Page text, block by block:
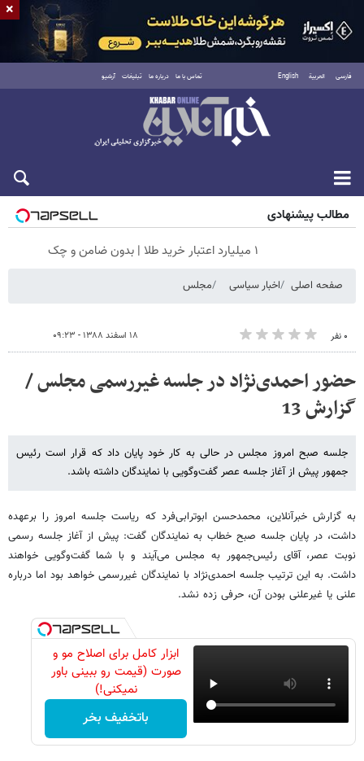
فارسی العربية English تماس با ما درباره ما تبلیغات آرشیو
جمعه ۱۶ مرداد ۱۴۰۵
مطالب پیشنهادی
۱ میلیارد اعتبار خرید طلا | بدون ضامن و چک
صفحه اصلی اخبار سیاسی مجلس
۰ نفر ۱۸ اسفند ۱۳۸۸ - ۰۹:۲۳
حضور احمدی‌نژاد در جلسه غیررسمی مجلس /
گزارش 13
جلسه صبح امروز مجلس در حالی به کار خود پایان داد که قرار است رئیس
جمهور پیش از آغاز جلسه عصر گفت‌وگویی با نمایندگان داشته باشد.
به گزارش خبرآنلاین، محمدحسن ابوترابی‌فرد که ریاست جلسه امروز را برعهده
داشت، در پایان جلسه صبح خطاب به نمایندگان گفت: پیش از آغاز جلسه رسمی
نوبت عصر، آقای رئیس‌جمهور به مجلس می‌آیند و با شما گفت‌وگویی خواهند
داشت. به این ترتیب جلسه احمدی‌نژاد با نمایندگان غیررسمی خواهد بود اما درباره
علنی یا غیرعلنی بودن آن، حرفی زده نشد.
ابزار کامل برای اصلاح مو و
صورت (قیمت رو ببینی باور
نمیکنی!)
باتخفیف بخر
×